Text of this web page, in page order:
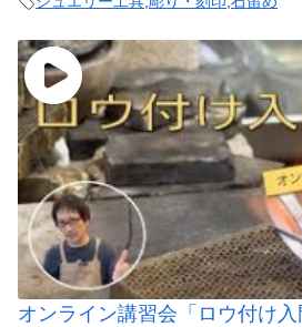
オンライン講習会「ロウ付け